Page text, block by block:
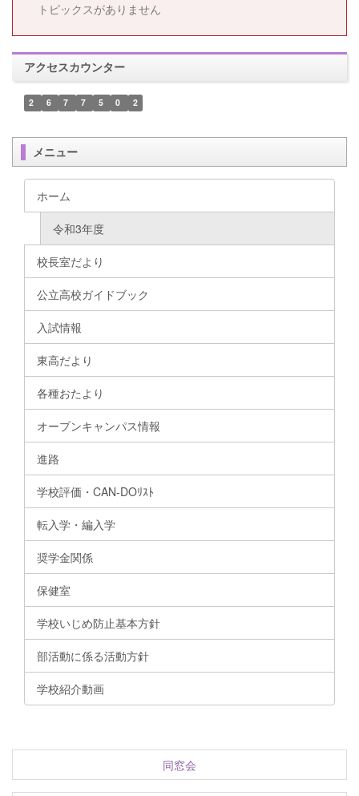
トピックスがありません
アクセスカウンター
2 6 7 7 5 0 2
メニュー
ホーム
令和3年度
校長室だより
公立高校ガイドブック
入試情報
東高だより
各種おたより
オープンキャンパス情報
進路
学校評価・CAN-DOﾘｽﾄ
転入学・編入学
奨学金関係
保健室
学校いじめ防止基本方針
部活動に係る活動方針
学校紹介動画
同窓会